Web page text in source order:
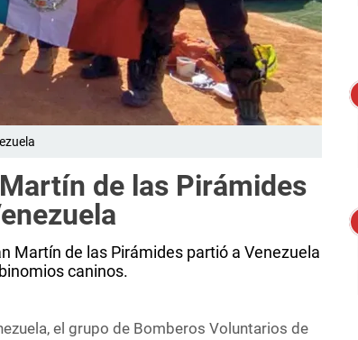
de las Pirámides
Martín de las Pirámides partió a Venezuela
caninos.
el grupo de Bomberos Voluntarios de